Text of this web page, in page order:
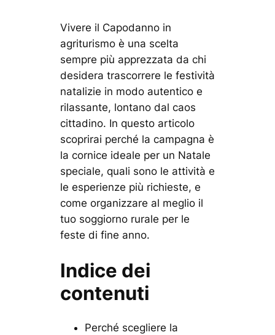
Vivere il Capodanno in
agriturismo è una scelta
sempre più apprezzata da chi
desidera trascorrere le festività
natalizie in modo autentico e
rilassante, lontano dal caos
cittadino. In questo articolo
scoprirai perché la campagna è
la cornice ideale per un Natale
speciale, quali sono le attività e
le esperienze più richieste, e
come organizzare al meglio il
tuo soggiorno rurale per le
feste di fine anno.
Indice dei
contenuti
Perché scegliere la